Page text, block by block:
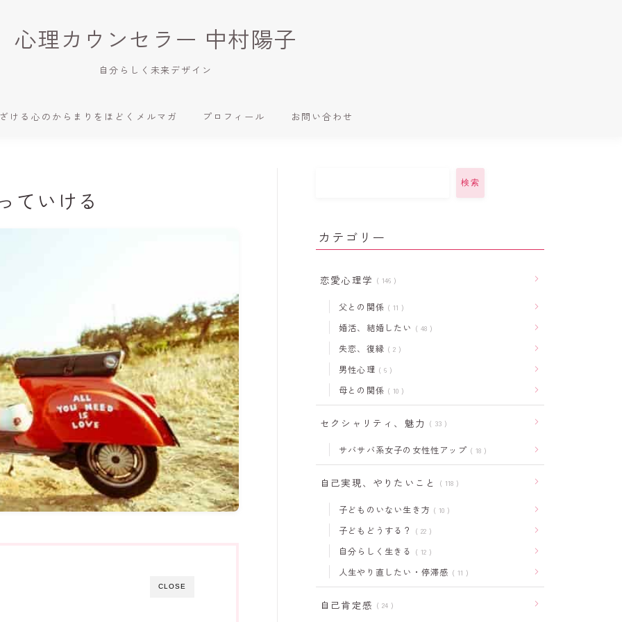
心理カウンセラー 中村陽子
自分らしく未来デザイン
ける心のからまりをほどくメルマガ プロフィール お問い合わせ
ていける
CLOSE
検索
カテゴリー
恋愛心理学 146
父との関係 11
婚活、結婚したい 48
失恋、復縁 2
男性心理 6
母との関係 10
セクシャリティ、魅力 33
サバサバ系女子の女性性アップ 18
自己実現、やりたいこと 118
子どものいない生き方 10
子どもどうする？ 22
自分らしく生きる 12
人生やり直したい・停滞感 11
自己肯定感 24